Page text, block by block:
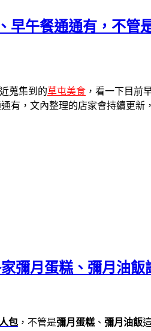
早午餐通通有，不
蒐集到的草屯美食 ，看一下目前
有，文內整理的店家會持續更新
彌月蛋糕、彌月油
包 ，不管是彌月蛋糕 、 彌月油飯